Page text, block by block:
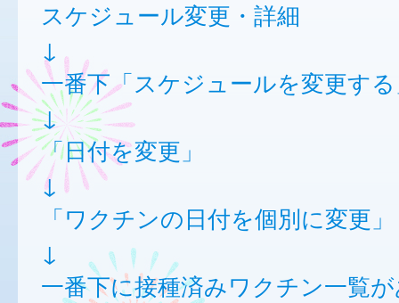
スケジュール変更・詳細
↓
一番下「スケジュールを変更す
↓
「日付を変更」
↓
「ワクチンの日付を個別に変更」
↓
一番下に接種済みワクチン一覧